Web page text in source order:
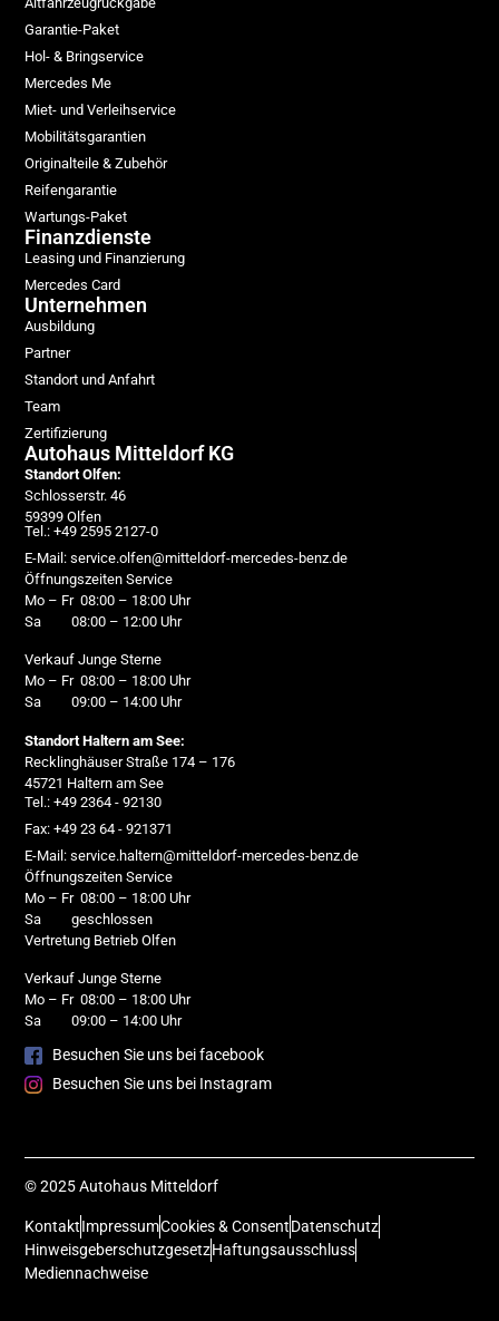
Garantie-Paket
Hol- & Bringservice
Mercedes Me
Miet- und Verleihservice
Mobilitätsgarantien
Originalteile & Zubehör
Reifengarantie
Wartungs-Paket
Finanzdienste
Leasing und Finanzierung
Mercedes Card
Unternehmen
Ausbildung
Partner
Standort und Anfahrt
Team
Zertifizierung
Autohaus Mitteldorf KG
Standort Olfen:
Schlosserstr. 46
59399 Olfen
Tel.: +49 2595 2127-0
E-Mail: service.olfen@mitteldorf-mercedes-benz.de
Öffnungszeiten Service
Mo – Fr 08:00 – 18:00 Uhr
Sa 08:00 – 12:00 Uhr
Verkauf Junge Sterne
Mo – Fr 08:00 – 18:00 Uhr
Sa 09:00 – 14:00 Uhr
Standort Haltern am See:
Recklinghäuser Straße 174 – 176
45721 Haltern am See
Tel.: +49 2364 - 92130
Fax: +49 23 64 - 921371
E-Mail: service.haltern@mitteldorf-mercedes-benz.de
Öffnungszeiten Service
Mo – Fr 08:00 – 18:00 Uhr
Sa geschlossen
Vertretung Betrieb Olfen
Verkauf Junge Sterne
Mo – Fr 08:00 – 18:00 Uhr
Sa 09:00 – 14:00 Uhr
Besuchen Sie uns bei facebook
Besuchen Sie uns bei Instagram
© 2025 Autohaus Mitteldorf
KontaktImpressumCookies & ConsentDatenschutz
HinweisgeberschutzgesetzHaftungsausschluss
Mediennachweise